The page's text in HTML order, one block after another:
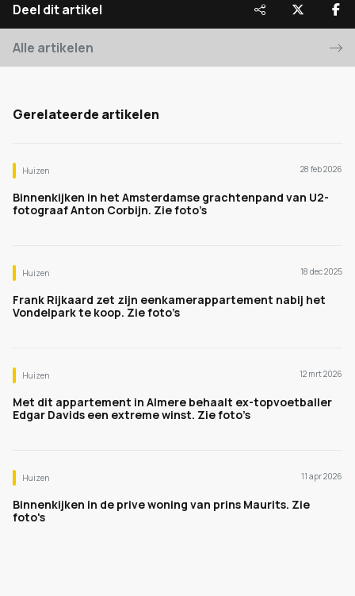
Deel dit artikel
Alle artikelen
Gerelateerde artikelen
Huizen 28 feb 2026
Binnenkijken in het Amsterdamse grachtenpand van U2-
fotograaf Anton Corbijn. Zie foto’s
Huizen 18 dec 2025
Frank Rijkaard zet zijn eenkamerappartement nabij het
Vondelpark te koop. Zie foto’s
Huizen 12 mrt 2026
Met dit appartement in Almere behaalt ex-topvoetballer
Edgar Davids een extreme winst. Zie foto’s
Huizen 11 apr 2026
Binnenkijken in de prive woning van prins Maurits. Zie
foto's